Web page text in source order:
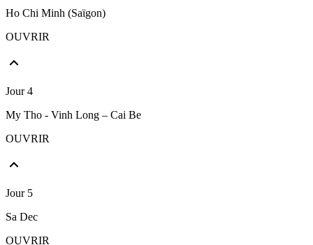
Ho Chi Minh (Saïgon)
OUVRIR
Jour 4
My Tho - Vinh Long – Cai Be
OUVRIR
Jour 5
Sa Dec
OUVRIR